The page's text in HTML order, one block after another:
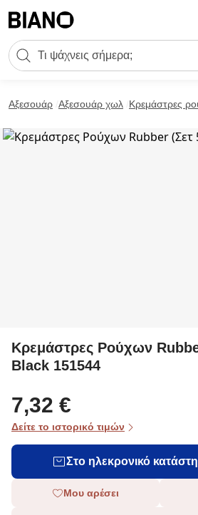
Πεδίο αναζήτησης
Αξεσουάρ Αξεσουάρ χωλ Κρεμάστρες
Κρεμάστρες Ρούχων
Black 151544
7,32 €
Δείτε το ιστορικό τιμών
Στο ηλεκρονικό
Μου αρέσει